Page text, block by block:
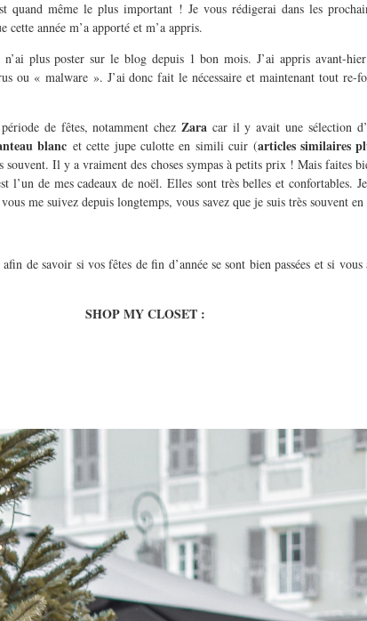
quand même le plus important ! Je vous rédigerai dans les
cette année m’a apporté et m’a appris.
plus poster sur le blog depuis 1 bon mois. J’ai appris avant-
ou « malware ». J’ai donc fait le nécessaire et maintenant tout re-
de fêtes, notamment chez Zara car il y avait une sélection
blanc et cette jupe culotte en simili cuir (articles similaires
Il y a vraiment des choses sympas à petits prix ! Mais faites
l’un de mes cadeaux de noël. Elles sont très belles et confortables.
me suivez depuis longtemps, vous savez que je suis très souvent en
de savoir si vos fêtes de fin d’année se sont bien passées et si vous
SHOP MY CLOSET :